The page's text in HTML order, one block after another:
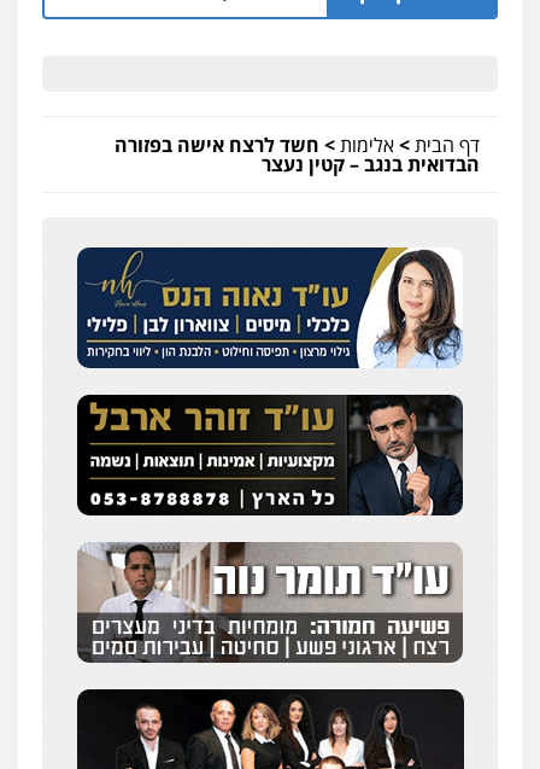
דף הבית>אלימות> חשד לרצח אישה בפזורה
הבדואית בנגב – קטין נעצר